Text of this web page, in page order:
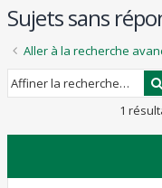
Sujets sans
Aller à la recherche
1